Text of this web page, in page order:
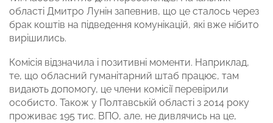
області Дмитро Лунін запевнив, що це сталось через
брак коштів на підведення комунікацій, які вже нібито
вирішились.
Комісія відзначила і позитивні моменти. Наприклад,
те, що обласний гуманітарний штаб працює, там
видають допомогу, це члени комісії перевірили
особисто. Також у Полтавській області з 2014 року
проживає 195 тис. ВПО, але, не дивлячись на це,